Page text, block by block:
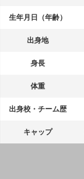
生年月日（年齢）
出身地
身長
体重
出身校・チーム歴
キャップ